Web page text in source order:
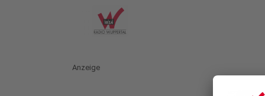
Anzeige